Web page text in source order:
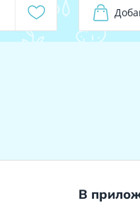
В